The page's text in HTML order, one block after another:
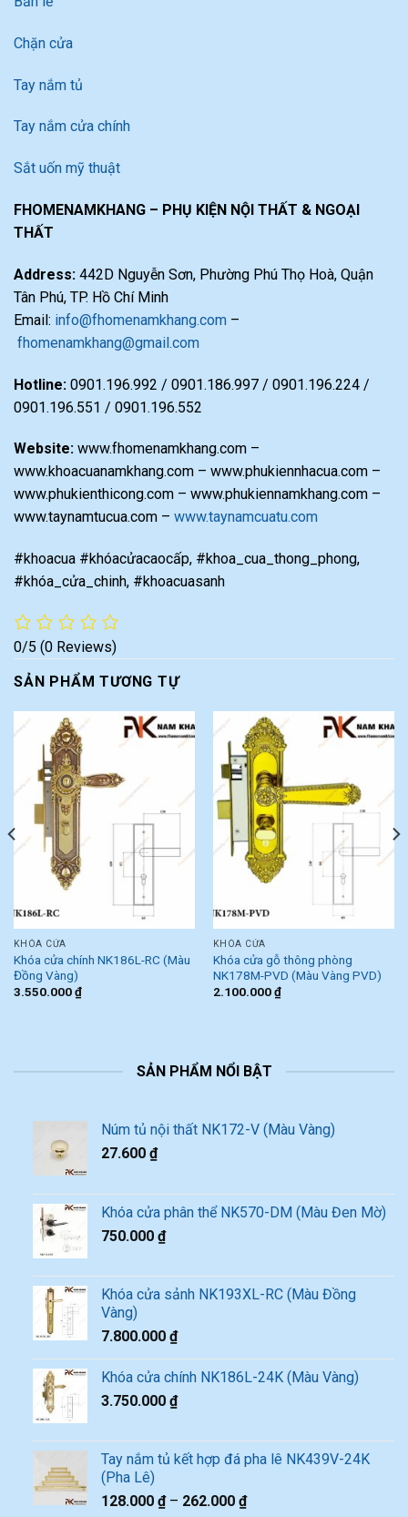
Chặn cửa
Tay nắm tủ
Tay nắm cửa chính
Sắt uốn mỹ thuật
FHOMENAMKHANG – PHỤ KIỆN NỘI THẤT & NGOẠI
THẤT
Address: 442D Nguyễn Sơn, Phường Phú Thọ Hoà, Quận
Tân Phú, TP. Hồ Chí Minh
Email: info@fhomenamkhang.com –
fhomenamkhang@gmail.com
Hotline: 0901.196.992 / 0901.186.997 / 0901.196.224 /
0901.196.551 / 0901.196.552
Website: www.fhomenamkhang.com –
www.khoacuanamkhang.com – www.phukiennhacua.com –
www.phukienthicong.com – www.phukiennamkhang.com –
www.taynamtucua.com – www.taynamcuatu.com
#khoacua #khóacửacaocấp, #khoa_cua_thong_phong,
#khóa_cửa_chinh, #khoacuasanh
0/5 (0 Reviews)
SẢN PHẨM TƯƠNG TỰ
KHÓA CỬA
Khóa cửa chính NK186L-RC (Màu
Đồng Vàng)
3.550.000₫
KHÓA CỬA
Khóa cửa gỗ thông phòng
NK178M-PVD (Màu Vàng PVD)
2.100.000₫
SẢN PHẨM NỔI BẬT
Núm tủ nội thất NK172-V (Màu Vàng)
27.600 ₫
Khóa cửa phân thể NK570-DM (Màu Đen Mờ)
750.000 ₫
Khóa cửa sảnh NK193XL-RC (Màu Đồng
Vàng)
7.800.000 ₫
Khóa cửa chính NK186L-24K (Màu Vàng)
3.750.000 ₫
Tay nắm tủ kết hợp đá pha lê NK439V-24K
(Pha Lê)
128.000 ₫– 262.000 ₫